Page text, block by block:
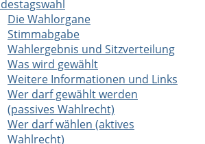
Die Wahlorgane
Stimmabgabe
Wahlergebnis und Sitzverteilung
Was wird gewählt
Weitere Informationen und Links
Wer darf gewählt werden
(passives Wahlrecht)
Wer darf wählen (aktives
Wahlrecht)